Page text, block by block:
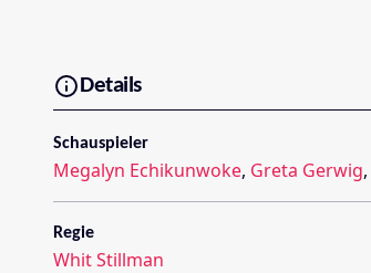
Details
Schauspieler
Megalyn Echikunwoke, Greta Gerwig,
Regie
Whit Stillman